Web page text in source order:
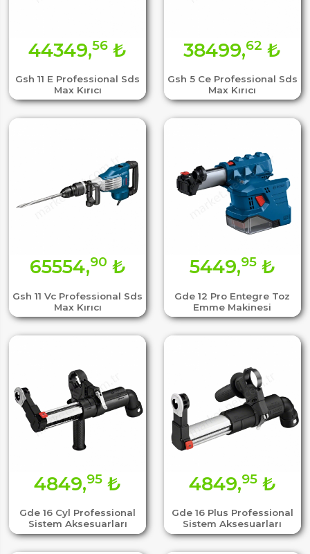
Gsh 11 E Professional Sds
Max Kırıcı
44349,56 ₺
Gsh 5 Ce Professional Sds
Max Kırıcı
38499,62 ₺
Gsh 11 Vc Professional Sds
Max Kırıcı
65554,90 ₺
Gde 12 Pro Entegre Toz
Emme Makinesi
5449,95₺
Gde 16 Cyl Professional
Sistem Aksesuarları
4849,95 ₺
Gde 16 Plus Professional
Sistem Aksesuarları
4849,95₺